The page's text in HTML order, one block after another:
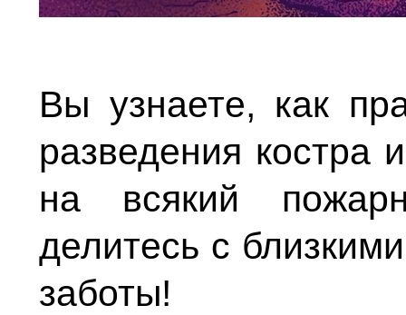
Вы узнаете, как
разведения костра
на всякий
делитесь с
заботы!